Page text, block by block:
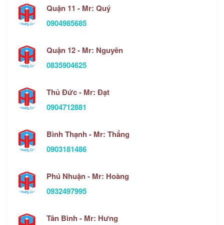
Quận 11 - Mr: Quý
0904985685
Quận 12 - Mr: Nguyên
0835904625
Thủ Đức - Mr: Đạt
0904712881
Bình Thạnh - Mr: Thắng
0903181486
Phú Nhuận - Mr: Hoàng
0932497995
Tân Bình - Mr: Hưng